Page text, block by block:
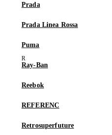
Prada
Prada Linea Rossa
Puma
Ray-Ban
Reebok
REFERENC
Retrosuperfuture